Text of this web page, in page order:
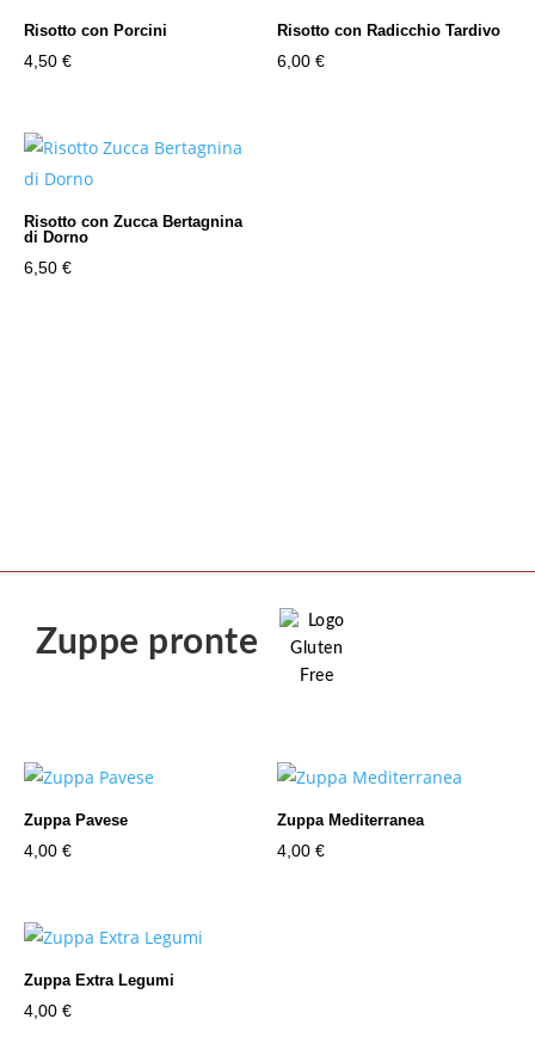
Risotto con Porcini
4,50 €
Risotto con Radicchio Tardivo
6,00€
Risotto con Zucca Bertagnina
di Dorno
6,50 €
Zuppe pronte
Zuppa Pavese
4,00 €
Zuppa Mediterranea
4,00€
Zuppa Extra Legumi
4,00 €